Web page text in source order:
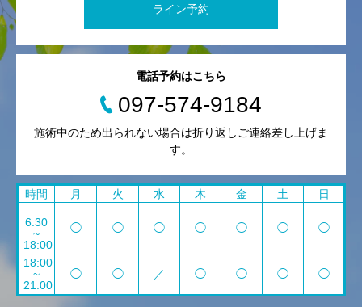
ライン予約
電話予約はこちら
097-574-9184
施術中のため出られない場合は折り返しご連絡差し上げま
す。
時間 月 火 水 木 金 土 日
6:30
~
18:00
◯ ◯ ◯ ◯ ◯ ◯ ◯
18:00
~
21:00
◯ ◯ ／ ◯ ◯ ◯ ◯